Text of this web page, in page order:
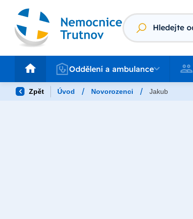
Vyhledávání
Oddělení a ambulance
Oddělení a ambulance
Zpět Úvod / Novorozenci / Jakub